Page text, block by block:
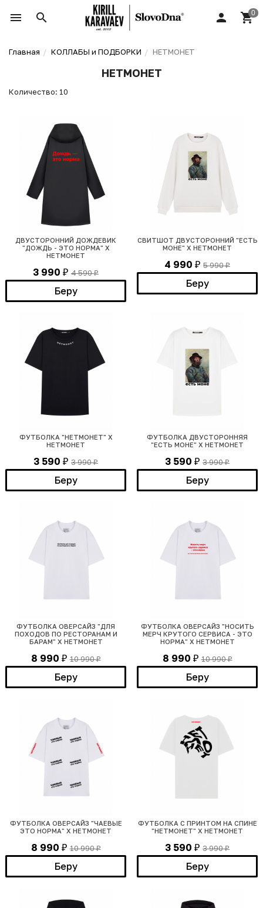
Главная КОЛЛАБЫ и ПОДБОРКИ НЕТМОНЕТ
НЕТМОНЕТ
Количество: 10
ДВУСТОРОННИЙ ДОЖДЕВИК
"ДОЖДЬ - ЭТО НОРМА" Х
НЕТМОНЕТ
3 990 ₽ 4 590₽
Беру
СВИТШОТ ДВУСТОРОННИЙ "ЕСТЬ
МОНЕ" Х НЕТМОНЕТ
4 990 ₽ 5 990₽
Беру
ФУТБОЛКА "НЕТМОНЕТ" Х
НЕТМОНЕТ
3 590 ₽ 3 990₽
Беру
ФУТБОЛКА ДВУСТОРОННЯЯ
"ЕСТЬ МОНЕ" Х НЕТМОНЕТ
3 590 ₽ 3 990₽
Беру
ФУТБОЛКА ОВЕРСАЙЗ "ДЛЯ
ПОХОДОВ ПО РЕСТОРАНАМ И
БАРАМ" Х НЕТМОНЕТ
8 990 ₽ 10 990₽
Беру
ФУТБОЛКА ОВЕРСАЙЗ "НОСИТЬ
МЕРЧ КРУТОГО СЕРВИСА - ЭТО
НОРМА" Х НЕТМОНЕТ
8 990 ₽ 10 990₽
Беру
ФУТБОЛКА ОВЕРСАЙЗ "ЧАЕВЫЕ
ЭТО НОРМА" Х НЕТМОНЕТ
8 990 ₽ 10 990₽
Беру
ФУТБОЛКА С ПРИНТОМ НА СПИНЕ
"НЕТМОНЕТ" Х НЕТМОНЕТ
3 590 ₽ 3 990₽
Беру